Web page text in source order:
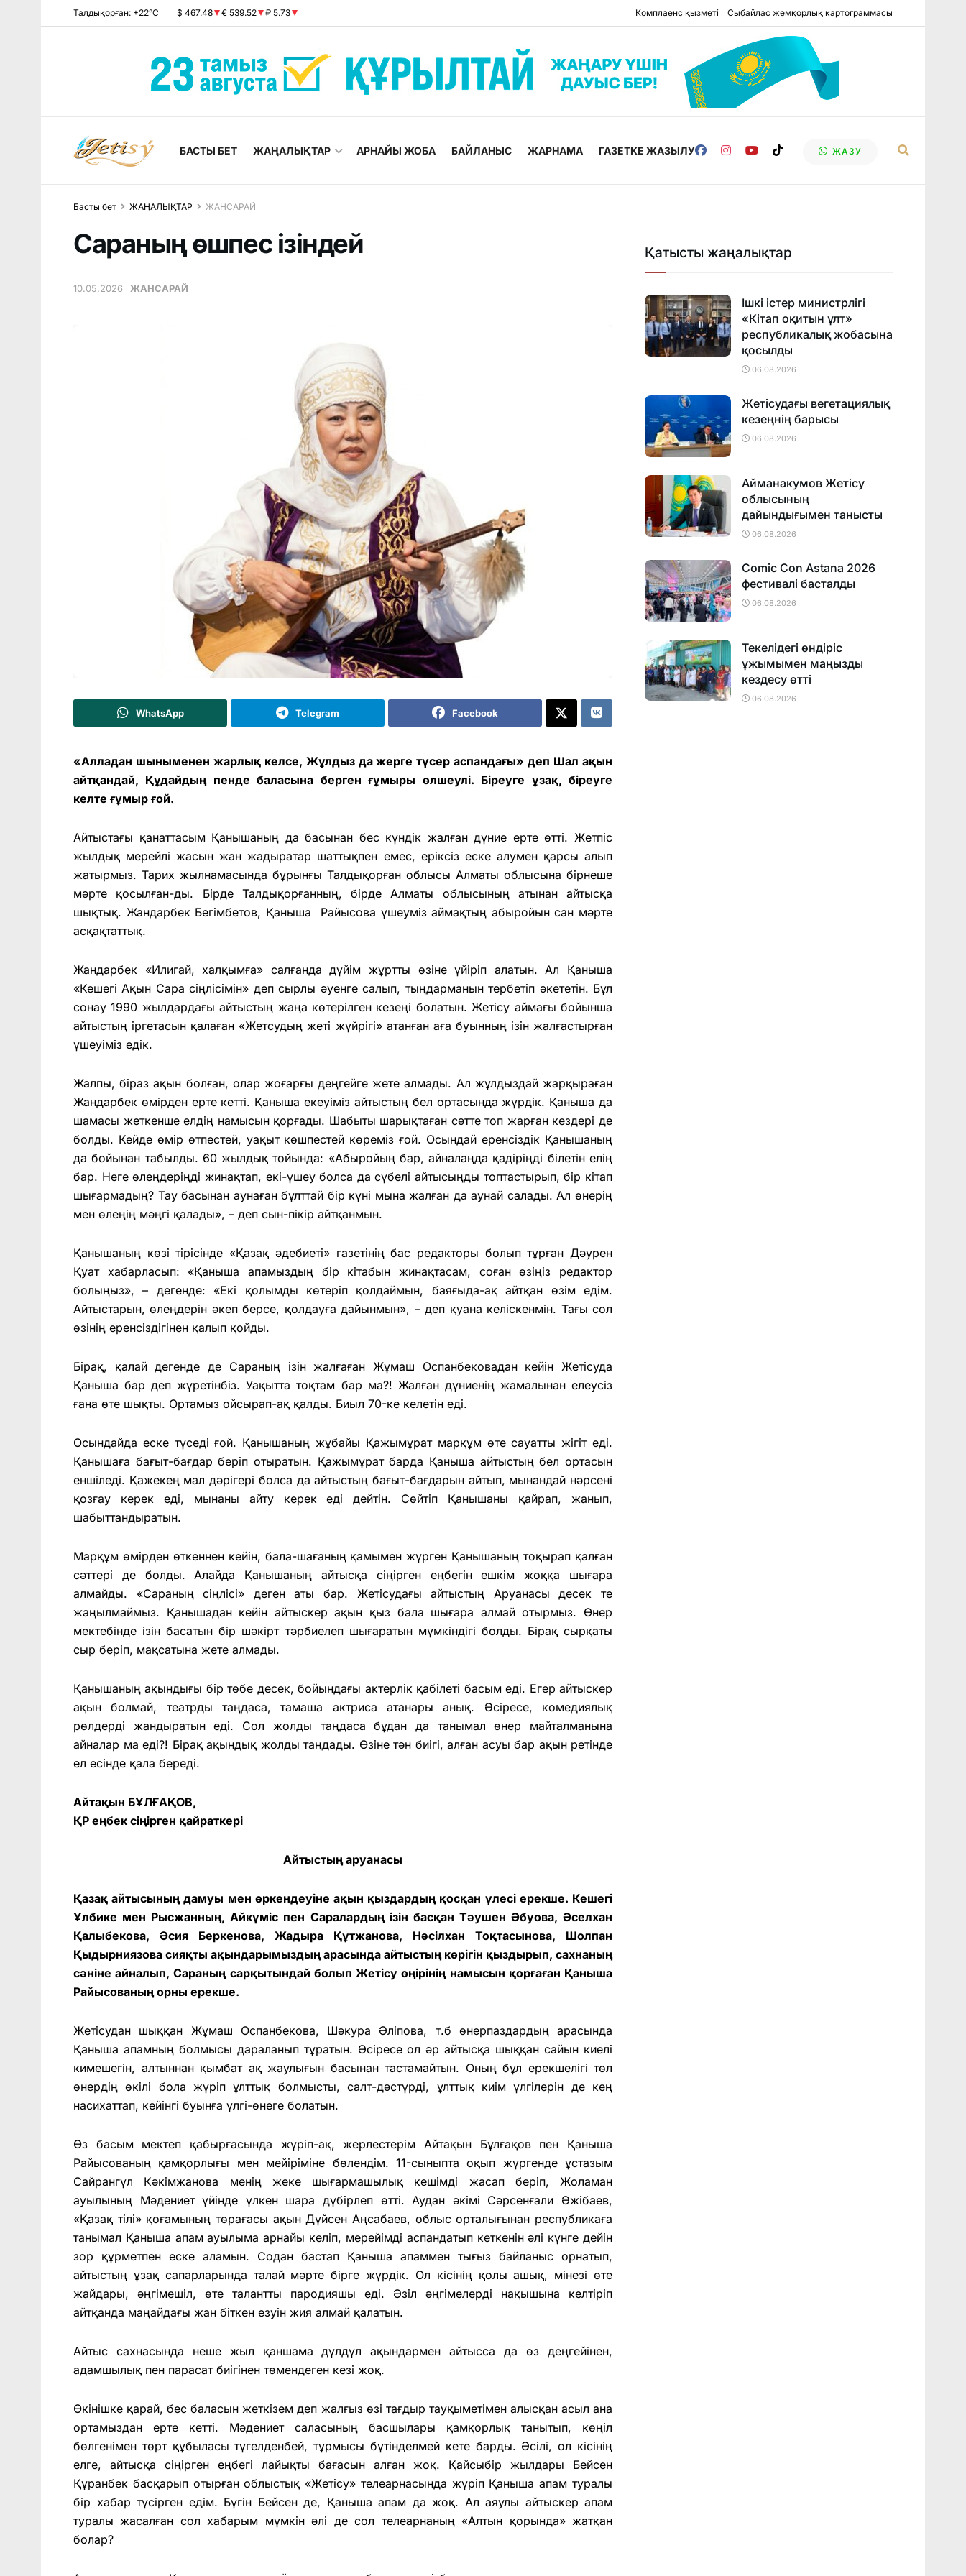
Талдықорған: +22°C $ 467.48 € 539.52 ₽ 5.73 Комплаенс қызметі Сыбайлас жемқорлық картограммасы
БАСТЫ БЕТ ЖАҢАЛЫҚТАР АРНАЙЫ ЖОБА БАЙЛАНЫС ЖАРНАМА ГАЗЕТКЕ ЖАЗЫЛУ ЖАЗУ
Басты бет ЖАҢАЛЫҚТАР ЖАНСАРАЙ
Сараның өшпес ізіндей
10.05.2026 ЖАНСАРАЙ
WhatsApp Telegram Facebook
«Алладан шыныменен жарлық келсе, Жұлдыз да жерге түсер аспандағы» деп Шал ақын
айтқандай, Құдайдың пенде баласына берген ғұмыры өлшеулі. Біреуге ұзақ, біреуге
келте ғұмыр ғой.
Айтыстағы қанаттасым Қанышаның да басынан бес күндік жалған дүние ерте өтті. Жетпіс
жылдық мерейлі жасын жан жадыратар шаттықпен емес, еріксіз еске алумен қарсы алып
жатырмыз. Тарих жылнамасында бұрынғы Талдықорған облысы Алматы облысына бірнеше
мәрте қосылған-ды. Бірде Талдықорғанның, бірде Алматы облысының атынан айтысқа
шықтық. Жандарбек Бегімбетов, Қаныша Райысова үшеуміз аймақтың абыройын сан мәрте
асқақтаттық.
Жандарбек «Илигай, халқымға» салғанда дүйім жұртты өзіне үйіріп алатын. Ал Қаныша
«Кешегі Ақын Сара сіңлісімін» деп сырлы әуенге салып, тыңдарманын тербетіп әкететін. Бұл
сонау 1990 жылдардағы айтыстың жаңа көтерілген кезеңі болатын. Жетісу аймағы бойынша
айтыстың іргетасын қалаған «Жетсудың жеті жүйрігі» атанған аға буынның ізін жалғастырған
үшеуіміз едік.
Жалпы, біраз ақын болған, олар жоғарғы деңгейге жете алмады. Ал жұлдыздай жарқыраған
Жандарбек өмірден ерте кетті. Қаныша екеуіміз айтыстың бел ортасында жүрдік. Қаныша да
шамасы жеткенше елдің намысын қорғады. Шабыты шарықтаған сәтте топ жарған кездері де
болды. Кейде өмір өтпестей, уақыт көшпестей көреміз ғой. Осындай еренсіздік Қанышаның
да бойынан табылды. 60 жылдық тойында: «Абыройың бар, айналаңда қадіріңді білетін елің
бар. Неге өлеңдеріңді жинақтап, екі-үшеу болса да сүбелі айтысыңды топтастырып, бір кітап
шығармадың? Тау басынан аунаған бұлттай бір күні мына жалған да аунай салады. Ал өнерің
мен өлеңің мәңгі қалады», – деп сын-пікір айтқанмын.
Қанышаның көзі тірісінде «Қазақ әдебиеті» газетінің бас редакторы болып тұрған Дәурен
Қуат хабарласып: «Қаныша апамыздың бір кітабын жинақтасам, соған өзіңіз редактор
болыңыз», – дегенде: «Екі қолымды көтеріп қолдаймын, баяғыда-ақ айтқан өзім едім.
Айтыстарын, өлеңдерін әкеп берсе, қолдауға дайынмын», – деп қуана келіскенмін. Тағы сол
өзінің еренсіздігінен қалып қойды.
Бірақ, қалай дегенде де Сараның ізін жалғаған Жұмаш Оспанбековадан кейін Жетісуда
Қаныша бар деп жүретінбіз. Уақытта тоқтам бар ма?! Жалған дүниенің жамалынан елеусіз
ғана өте шықты. Ортамыз ойсырап-ақ қалды. Биыл 70-ке келетін еді.
Осындайда еске түседі ғой. Қанышаның жұбайы Қажымұрат марқұм өте сауатты жігіт еді.
Қанышаға бағыт-бағдар беріп отыратын. Қажымұрат барда Қаныша айтыстың бел ортасын
еншіледі. Қажекең мал дәрігері болса да айтыстың бағыт-бағдарын айтып, мынандай нәрсені
қозғау керек еді, мынаны айту керек еді дейтін. Сөйтіп Қанышаны қайрап, жанып,
шабыттандыратын.
Марқұм өмірден өткеннен кейін, бала-шағаның қамымен жүрген Қанышаның тоқырап қалған
сәттері де болды. Алайда Қанышаның айтысқа сіңірген еңбегін ешкім жоққа шығара
алмайды. «Сараның сіңлісі» деген аты бар. Жетісудағы айтыстың Аруанасы десек те
жаңылмаймыз. Қанышадан кейін айтыскер ақын қыз бала шығара алмай отырмыз. Өнер
мектебінде ізін басатын бір шәкірт тәрбиелеп шығаратын мүмкіндігі болды. Бірақ сырқаты
сыр беріп, мақсатына жете алмады.
Қанышаның ақындығы бір төбе десек, бойындағы актерлік қабілеті басым еді. Егер айтыскер
ақын болмай, театрды таңдаса, тамаша актриса атанары анық. Әсіресе, комедиялық
рөлдерді жандыратын еді. Сол жолды таңдаса бұдан да танымал өнер майталманына
айналар ма еді?! Бірақ ақындық жолды таңдады. Өзіне тән биігі, алған асуы бар ақын ретінде
ел есінде қала береді.
Айтақын БҰЛҒАҚОВ,
ҚР еңбек сіңірген қайраткері
Айтыстың аруанасы
Қазақ айтысының дамуы мен өркендеуіне ақын қыздардың қосқан үлесі ерекше. Кешегі
Ұлбике мен Рысжанның, Айкүміс пен Саралардың ізін басқан Тәушен Әбуова, Әселхан
Қалыбекова, Әсия Беркенова, Жадыра Құтжанова, Нәсілхан Тоқтасынова, Шолпан
Қыдырниязова сияқты ақындарымыздың арасында айтыстың көрігін қыздырып, сахнаның
сәніне айналып, Сараның сарқытындай болып Жетісу өңірінің намысын қорғаған Қаныша
Райысованың орны ерекше.
Жетісудан шыққан Жұмаш Оспанбекова, Шәкура Әліпова, т.б өнерпаздардың арасында
Қаныша апамның болмысы дараланып тұратын. Әсіресе ол әр айтысқа шыққан сайын киелі
кимешегін, алтыннан қымбат ақ жаулығын басынан тастамайтын. Оның бұл ерекшелігі төл
өнердің өкілі бола жүріп ұлттық болмысты, салт-дәстүрді, ұлттық киім үлгілерін де кең
насихаттап, кейінгі буынға үлгі-өнеге болатын.
Өз басым мектеп қабырғасында жүріп-ақ, жерлестерім Айтақын Бұлғақов пен Қаныша
Райысованың қамқорлығы мен мейіріміне бөлендім. 11-сыныпта оқып жүргенде ұстазым
Сайрангүл Кәкімжанова менің жеке шығармашылық кешімді жасап беріп, Жоламан
ауылының Мәдениет үйінде үлкен шара дүбірлеп өтті. Аудан әкімі Сәрсенғали Әжібаев,
«Қазақ тілі» қоғамының төрағасы ақын Дүйсен Аңсабаев, облыс орталығынан республикаға
танымал Қаныша апам ауылыма арнайы келіп, мерейімді аспандатып кеткенін әлі күнге дейін
зор құрметпен еске аламын. Содан бастап Қаныша апаммен тығыз байланыс орнатып,
айтыстың ұзақ сапарларында талай мәрте бірге жүрдік. Ол кісінің қолы ашық, мінезі өте
жайдары, әңгімешіл, өте талантты пародияшы еді. Әзіл әңгімелерді нақышына келтіріп
айтқанда маңайдағы жан біткен езуін жия алмай қалатын.
Айтыс сахнасында неше жыл қаншама дүлдүл ақындармен айтысса да өз деңгейінен,
адамшылық пен парасат биігінен төмендеген кезі жоқ.
Өкінішке қарай, бес баласын жеткізем деп жалғыз өзі тағдыр тауқыметімен алысқан асыл ана
ортамыздан ерте кетті. Мәдениет саласының басшылары қамқорлық танытып, көңіл
бөлгенімен төрт құбыласы түгелденбей, тұрмысы бүтінделмей кете барды. Әсілі, ол кісінің
елге, айтысқа сіңірген еңбегі лайықты бағасын алған жоқ. Қайсыбір жылдары Бейсен
Құранбек басқарып отырған облыстық «Жетісу» телеарнасында жүріп Қаныша апам туралы
бір хабар түсірген едім. Бүгін Бейсен де, Қаныша апам да жоқ. Ал аяулы айтыскер апам
туралы жасалған сол хабарым мүмкін әлі де сол телеарнаның «Алтын қорында» жатқан
болар?
Қатысты жаңалықтар
Ішкі істер министрлігі
«Кітап оқитын ұлт»
республикалық жобасына
қосылды
06.08.2026
Жетісудағы вегетациялық
кезеңнің барысы
06.08.2026
Айманакумов Жетісу
облысының
дайындығымен танысты
06.08.2026
Comic Con Astana 2026
фестивалi басталды
06.08.2026
Текелідегі өндіріс
ұжымымен маңызды
кездесу өтті
06.08.2026